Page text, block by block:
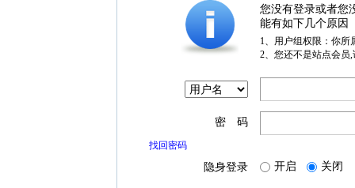
您没有登录或者您
能有如下几个原因
1、用户组权限：你所
2、您还不是站点会员
密 码
找回密码
隐身登录 开启 关闭